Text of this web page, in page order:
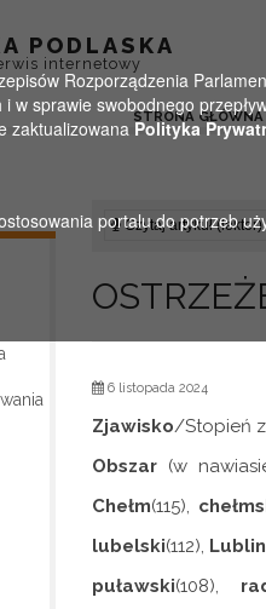
PODLASKA
internetowy
STRONA GŁÓWNA
Czytaj artykuł (lektor)
6 listopada 2024
Zjawisko/Stopień
Obszar(w
Chełm(115),
lubelski(112), Lublin
puławski(108),
Rozporządzenia
w sprawie swobodnego
zaktualizowana Polityka
portalu do potrzeb